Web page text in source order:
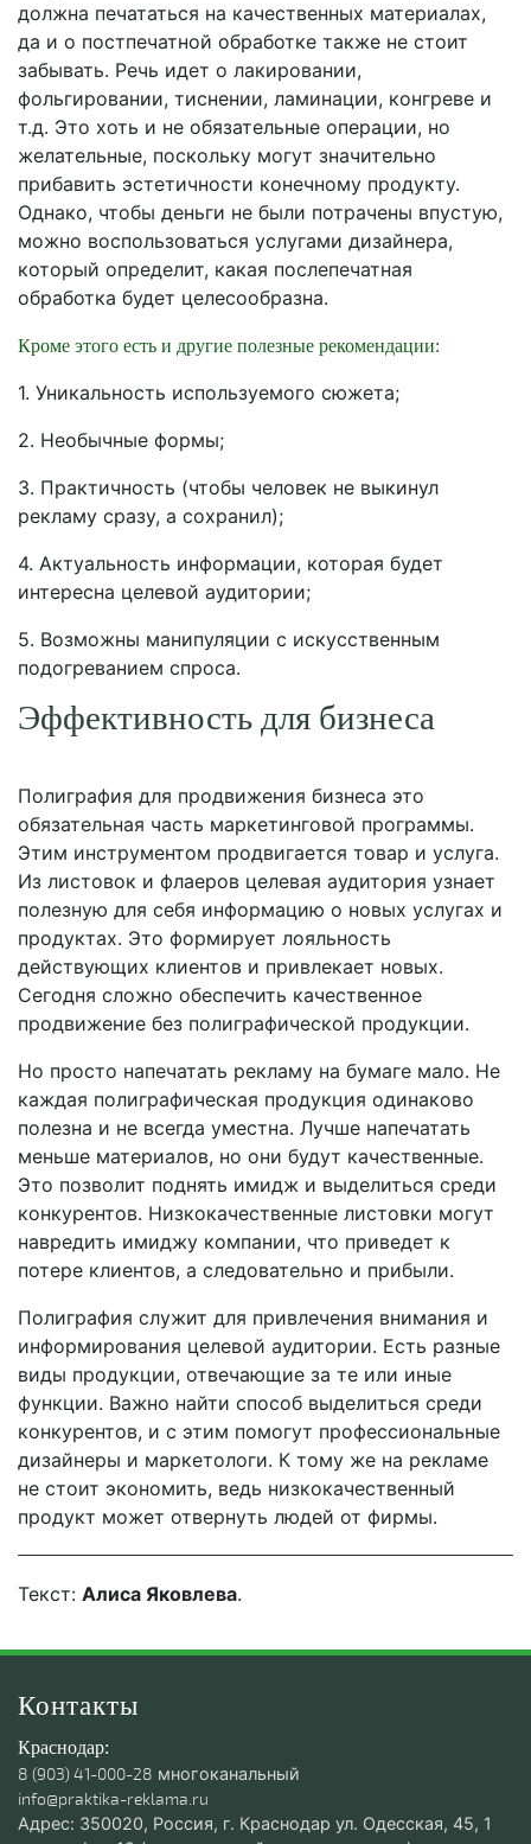
должна печататься на качественных материалах,
да и о постпечатной обработке также не стоит
забывать. Речь идет о лакировании,
фольгировании, тиснении, ламинации, конгреве и
т.д. Это хоть и не обязательные операции, но
желательные, поскольку могут значительно
прибавить эстетичности конечному продукту.
Однако, чтобы деньги не были потрачены впустую,
можно воспользоваться услугами дизайнера,
который определит, какая послепечатная
обработка будет целесообразна.
Кроме этого есть и другие полезные рекомендации:
1. Уникальность используемого сюжета;
2. Необычные формы;
3. Практичность (чтобы человек не выкинул
рекламу сразу, а сохранил);
4. Актуальность информации, которая будет
интересна целевой аудитории;
5. Возможны манипуляции с искусственным
подогреванием спроса.
Эффективность для бизнеса
Полиграфия для продвижения бизнеса это
обязательная часть маркетинговой программы.
Этим инструментом продвигается товар и услуга.
Из листовок и флаеров целевая аудитория узнает
полезную для себя информацию о новых услугах и
продуктах. Это формирует лояльность
действующих клиентов и привлекает новых.
Сегодня сложно обеспечить качественное
продвижение без полиграфической продукции.
Но просто напечатать рекламу на бумаге мало. Не
каждая полиграфическая продукция одинаково
полезна и не всегда уместна. Лучше напечатать
меньше материалов, но они будут качественные.
Это позволит поднять имидж и выделиться среди
конкурентов. Низкокачественные листовки могут
навредить имиджу компании, что приведет к
потере клиентов, а следовательно и прибыли.
Полиграфия служит для привлечения внимания и
информирования целевой аудитории. Есть разные
виды продукции, отвечающие за те или иные
функции. Важно найти способ выделиться среди
конкурентов, и с этим помогут профессиональные
дизайнеры и маркетологи. К тому же на рекламе
не стоит экономить, ведь низкокачественный
продукт может отвернуть людей от фирмы.
Текст: Алиса Яковлева.
Контакты
Краснодар:
8 (903) 41-000-28 многоканальный
info@praktika-reklama.ru
Адрес: 350020, Россия, г. Краснодар ул. Одесская, 45, 1